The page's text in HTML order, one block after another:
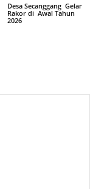
Desa Secanggang Gelar
Rakor di Awal Tahun
2026